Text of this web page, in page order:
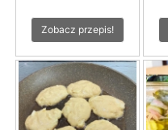
Zobacz przepis!